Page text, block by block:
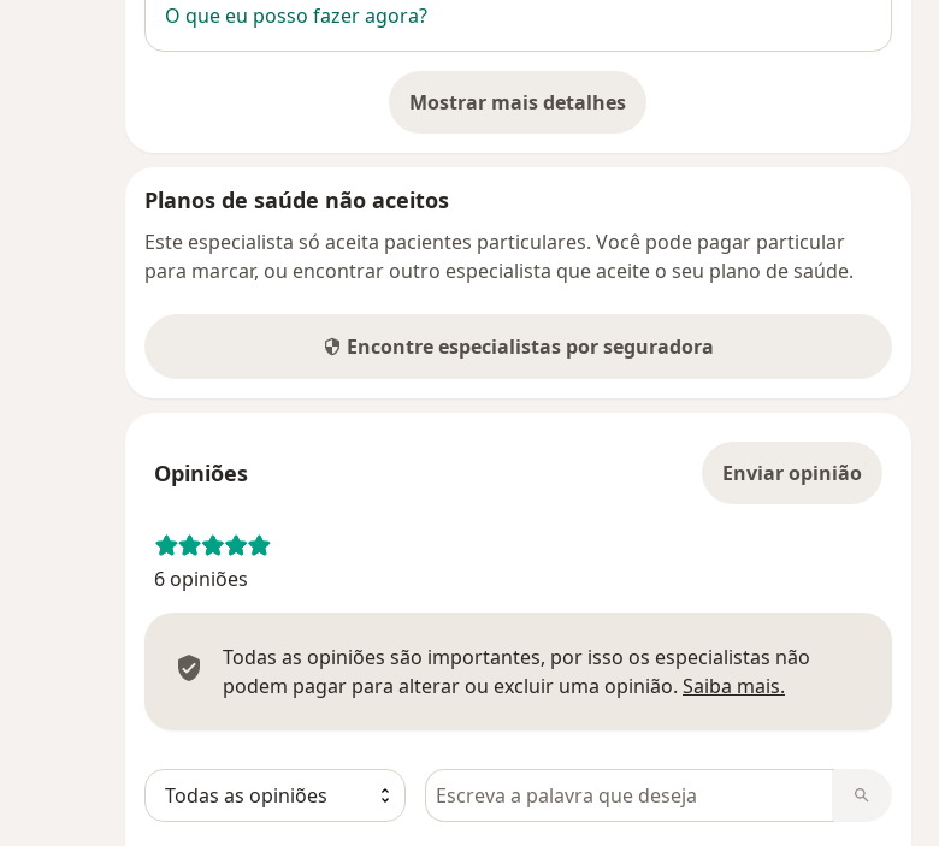
O que eu posso fazer agora?
Mostrar mais detalhes
sobre o endereço
Planos de saúde não aceitos
Este especialista só aceita pacientes particulares. Você pode pagar particular
para marcar, ou encontrar outro especialista que aceite o seu plano de saúde.
Encontre especialistas por seguradora
Opiniões Enviar opinião
6 opiniões
Todas as opiniões são importantes, por isso os especialistas não
podem pagar para alterar ou excluir uma opinião. Saiba mais.
Pesquisar em opiniões